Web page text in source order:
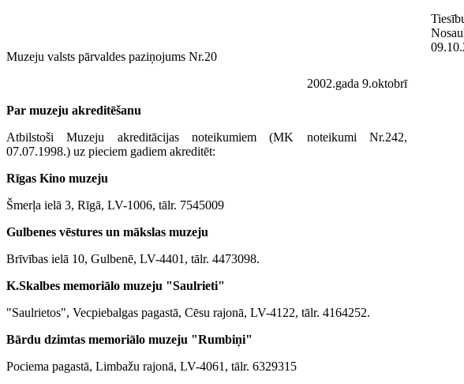
Muzeju valsts pārvaldes paziņojums Nr.20
2002.gada 9.oktobrī
Par muzeju akreditēšanu
Atbilstoši Muzeju akreditācijas noteikumiem (MK noteikumi Nr.242,
07.07.1998.) uz pieciem gadiem akreditēt:
Rīgas Kino muzeju
Šmerļa ielā 3, Rīgā, LV-1006, tālr. 7545009
Gulbenes vēstures un mākslas muzeju
Brīvības ielā 10, Gulbenē, LV-4401, tālr. 4473098.
K.Skalbes memoriālo muzeju "Saulrieti"
"Saulrietos", Vecpiebalgas pagastā, Cēsu rajonā, LV-4122, tālr. 4164252.
Bārdu dzimtas memoriālo muzeju "Rumbiņi"
Pociema pagastā, Limbažu rajonā, LV-4061, tālr. 6329315